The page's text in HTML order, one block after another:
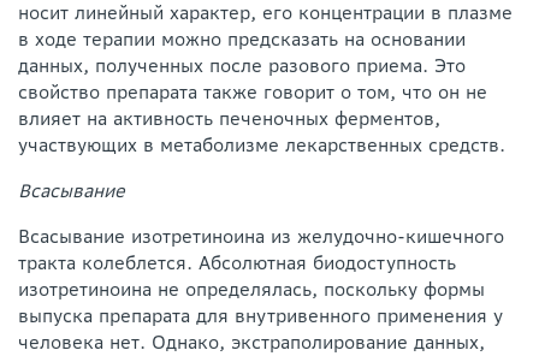
носит линейный характер, его концентрации в плазме
в ходе терапии можно предсказать на основании
данных, полученных после разового приема. Это
свойство препарата также говорит о том, что он не
влияет на активность печеночных ферментов,
участвующих в метаболизме лекарственных средств.
Всасывание
Всасывание изотретиноина из желудочно-кишечного
тракта колеблется. Абсолютная биодоступность
изотретиноина не определялась, поскольку формы
выпуска препарата для внутривенного применения у
человека нет. Однако, экстраполирование данных,